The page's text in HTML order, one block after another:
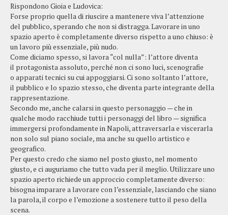
Rispondono Gioia e Ludovica:
Forse proprio quella di riuscire a mantenere viva l’attenzione
del pubblico, sperando che non si distragga. Lavorare in uno
spazio aperto è completamente diverso rispetto a uno chiuso: è
un lavoro più essenziale, più nudo.
Come diciamo spesso, si lavora “col nulla”: l’attore diventa
il protagonista assoluto, perché non ci sono luci, scenografie
o apparati tecnici su cui appoggiarsi. Ci sono soltanto l’attore,
il pubblico e lo spazio stesso, che diventa parte integrante della
rappresentazione.
Secondo me, anche calarsi in questo personaggio — che in
qualche modo racchiude tutti i personaggi del libro — significa
immergersi profondamente in Napoli, attraversarla e viscerarla
non solo sul piano sociale, ma anche su quello artistico e
geografico.
Per questo credo che siamo nel posto giusto, nel momento
giusto, e ci auguriamo che tutto vada per il meglio. Utilizzare uno
spazio aperto richiede un approccio completamente diverso:
bisogna imparare a lavorare con l’essenziale, lasciando che siano
la parola, il corpo e l’emozione a sostenere tutto il peso della
scena.